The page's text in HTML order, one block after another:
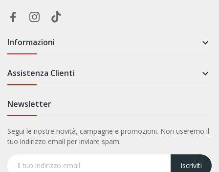
Informazioni 
Assistenza Clienti 
Newsletter
Segui le nostre novità, campagne e promozioni. Non useremo il
tuo indirizzo email per inviare spam.
Iscriviti